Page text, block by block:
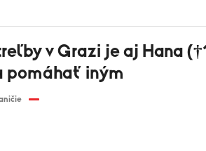
v Grazi je aj Hana
pomáhať iným